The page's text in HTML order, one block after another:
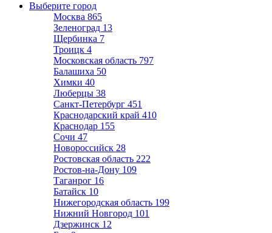
Выберите город
Москва 865
Зеленоград 13
Щербинка 7
Троицк 4
Московская область 797
Балашиха 50
Химки 40
Люберцы 38
Санкт-Петербург 451
Краснодарский край 410
Краснодар 155
Сочи 47
Новороссийск 28
Ростовская область 222
Ростов-на-Дону 109
Таганрог 16
Батайск 10
Нижегородская область 199
Нижний Новгород 101
Дзержинск 12